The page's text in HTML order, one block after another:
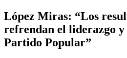
López Miras: “Los
refrendan el liderazgo
Partido Popular”